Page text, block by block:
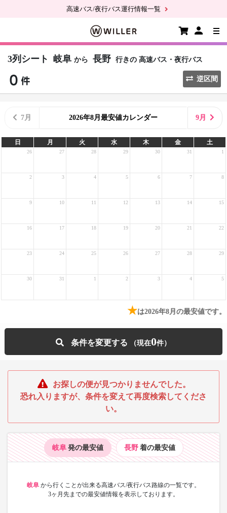
高速バス/夜行バス運行情報一覧
3列シート 岐阜 から 長野 行きの 高速バス・夜行バス
逆区間
7月 2026年8月最安値カレンダー 9月
日 月 火 水 木 金 土
26 27 28 29 30 31 1
2 3 4 5 6 7 8
9 10 11 12 13 14 15
16 17 18 19 20 21 22
23 24 25 26 27 28 29
30 31 1 2 3 4 5
★は2026年8月の最安値です。
条件を変更する 0
お探しの便が見つかりませんでした。
恐れ入りますが、条件を変えて再度検索してくださ
い。
岐阜 発の最安値 長野 着の最安値
岐阜 から行くことが出来る高速バス/夜行バス路線の一覧です。
3ヶ月先までの最安値情報を表示しております。